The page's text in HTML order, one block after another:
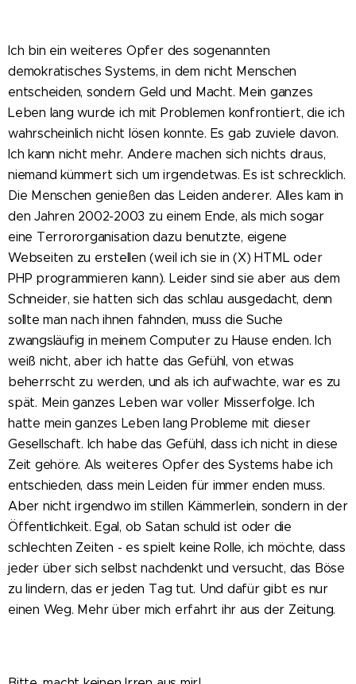
Ich bin ein weiteres Opfer des sogenannten
demokratisches Systems, in dem nicht Menschen
entscheiden, sondern Geld und Macht. Mein ganzes
Leben lang wurde ich mit Problemen konfrontiert, die ich
wahrscheinlich nicht lösen konnte. Es gab zuviele davon.
Ich kann nicht mehr. Andere machen sich nichts draus,
niemand kümmert sich um irgendetwas. Es ist schrecklich.
Die Menschen genießen das Leiden anderer. Alles kam in
den Jahren 2002-2003 zu einem Ende, als mich sogar
eine Terrororganisation dazu benutzte, eigene
Webseiten zu erstellen (weil ich sie in (X) HTML oder
PHP programmieren kann). Leider sind sie aber aus dem
Schneider, sie hatten sich das schlau ausgedacht, denn
sollte man nach ihnen fahnden, muss die Suche
zwangsläufig in meinem Computer zu Hause enden. Ich
weiß nicht, aber ich hatte das Gefühl, von etwas
beherrscht zu werden, und als ich aufwachte, war es zu
spät. Mein ganzes Leben war voller Misserfolge. Ich
hatte mein ganzes Leben lang Probleme mit dieser
Gesellschaft. Ich habe das Gefühl, dass ich nicht in diese
Zeit gehöre. Als weiteres Opfer des Systems habe ich
entschieden, dass mein Leiden für immer enden muss.
Aber nicht irgendwo im stillen Kämmerlein, sondern in der
Öffentlichkeit. Egal, ob Satan schuld ist oder die
schlechten Zeiten - es spielt keine Rolle, ich möchte, dass
jeder über sich selbst nachdenkt und versucht, das Böse
zu lindern, das er jeden Tag tut. Und dafür gibt es nur
einen Weg. Mehr über mich erfahrt ihr aus der Zeitung.